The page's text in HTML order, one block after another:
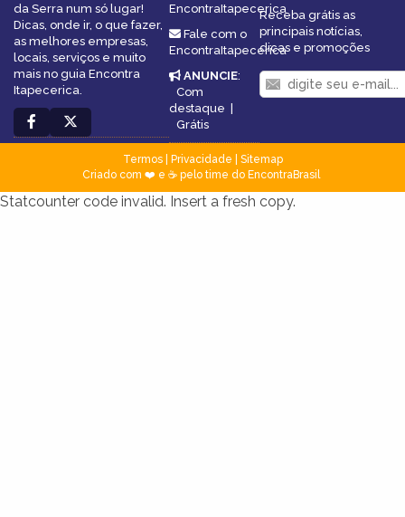
da Serra num só lugar!
Dicas, onde ir, o que fazer,
as melhores empresas,
locais, serviços e muito
mais no guia Encontra
Itapecerica.
EncontraItapecerica
Fale com o
EncontraItapecerica
ANUNCIE:
Com
destaque |
Grátis
Receba grátis as
principais notícias,
dicas e promoções
Termos| Privacidade
Sitemap
Criado com ❤️ e ☕ pelo time do EncontraBrasil
Statcounter code invalid. Insert a fresh copy.